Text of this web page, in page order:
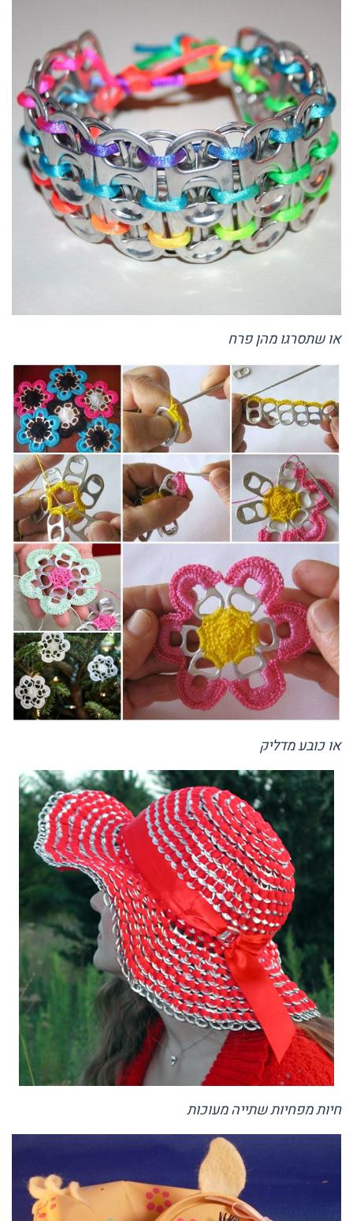
או שתסרגו מהן פרח
או כובע מדליק
חיות מפחיות שתייה מעוכות